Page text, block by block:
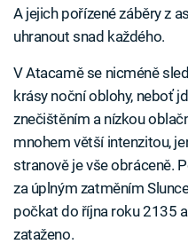
A jejich pořízené záběry z
uhranout snad každého.
V Atacamě se nicméně
krásy noční oblohy, neboť
znečištěním a nízkou
mnohem větší intenzitou,
stranově je vše obráceně.
za úplným zatměním
počkat do října roku 2135
zataženo.